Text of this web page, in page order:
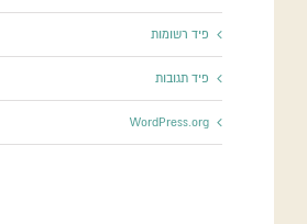
פיד רשומות
פיד תגובות
WordPress.org